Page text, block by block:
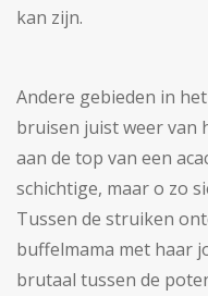
kan zijn.
Andere gebieden in
bruisen juist weer van
aan de top van een
schichtige, maar o zo
Tussen de struiken
buffelmama met haar
brutaal tussen de